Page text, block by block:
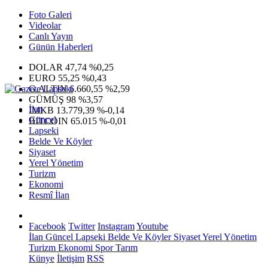
Foto Galeri
Videolar
Canlı Yayın
Günün Haberleri
DOLAR 47,74 %0,25
EURO 55,25 %0,43
G.ALTIN6.660,55 %2,59
GÜMÜŞ 98 %3,57
IMKB 13.779,39 %-0,14
BITCOIN 65.015 %-0,01
İlan
Güncel
Lapseki
Belde Ve Köyler
Siyaset
Yerel Yönetim
Turizm
Ekonomi
Resmî İlan
Facebook Twitter InstagramYoutube
İlan Güncel Lapseki Belde Ve KöylerSiyasetYerel Yönetim
Turizm Ekonomi SporTarım
Künye İletişim RSS